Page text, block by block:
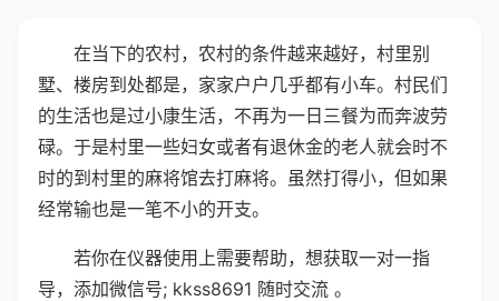
在当下的农村，农村的条件越来越好，村里别
墅、楼房到处都是，家家户户几乎都有小车。村民们
的生活也是过小康生活，不再为一日三餐为而奔波劳
碌。于是村里一些妇女或者有退休金的老人就会时不
时的到村里的麻将馆去打麻将。虽然打得小，但如果
经常输也是一笔不小的开支。
若你在仪器使用上需要帮助，想获取一对一指
导，添加微信号; kkss8691 随时交流 。